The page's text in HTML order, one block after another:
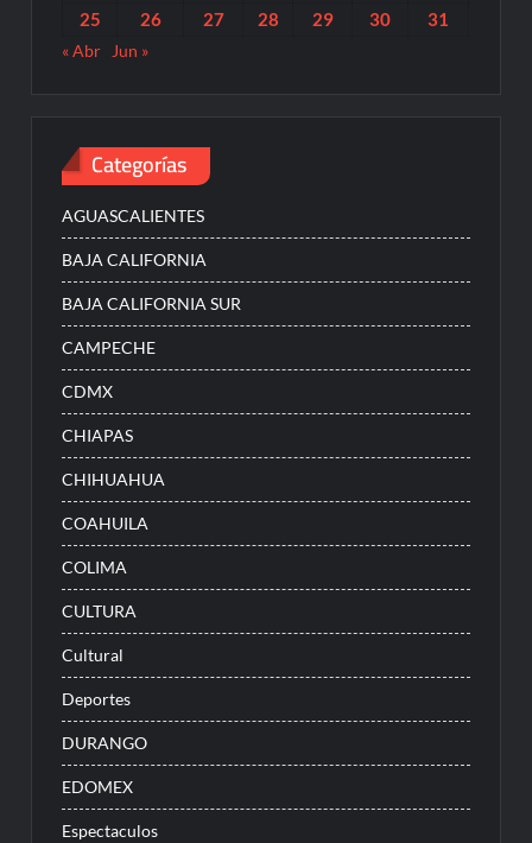
25
26 27 28 29 30 31
« Abr Jun »
Categorías
AGUASCALIENTES
BAJA CALIFORNIA
BAJA CALIFORNIA SUR
CAMPECHE
CDMX
CHIAPAS
CHIHUAHUA
COAHUILA
COLIMA
CULTURA
Cultural
Deportes
DURANGO
EDOMEX
Espectaculos